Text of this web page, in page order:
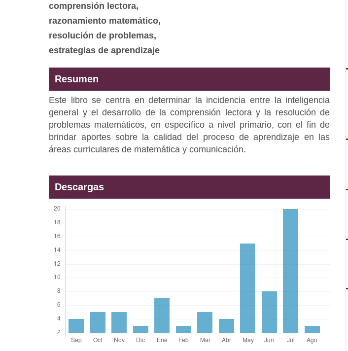
comprensión lectora,
razonamiento matemático,
resolución de problemas,
estrategias de aprendizaje
Resumen
Este libro se centra en determinar la incidencia entre la inteligencia
general y el desarrollo de la comprensión lectora y la resolución de
problemas matemáticos, en específico a nivel primario, con el fin de
brindar aportes sobre la calidad del proceso de aprendizaje en las
áreas curriculares de matemática y comunicación.
Descargas